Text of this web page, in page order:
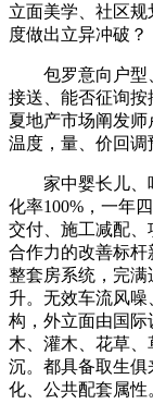
立面美学、社区
度做出立异冲破？
包罗意向户型、
接送、能否征询
夏地产市场阐发
温度，量、价回调
家中婴长儿、呼
化率100%，一年
交付、施工减配
合作力的改善标
整套房系统，完满
升。无效车流风
构，外立面由国
木、灌木、花草
沉。都具备取生
化、公共配套属性